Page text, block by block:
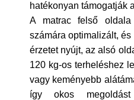
hatékonyan támogatják
A matrac felső
számára optimalizált,
érzetet nyújt, az alsó
120 kg-os terheléshez
vagy keményebb
így okos